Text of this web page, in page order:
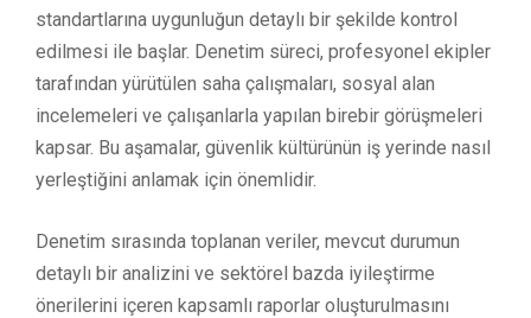
standartlarına uygunluğun detaylı bir şekilde kontrol
edilmesi ile başlar. Denetim süreci, profesyonel ekipler
tarafından yürütülen saha çalışmaları, sosyal alan
incelemeleri ve çalışanlarla yapılan birebir görüşmeleri
kapsar. Bu aşamalar, güvenlik kültürünün iş yerinde nasıl
yerleştiğini anlamak için önemlidir.
Denetim sırasında toplanan veriler, mevcut durumun
detaylı bir analizini ve sektörel bazda iyileştirme
önerilerini içeren kapsamlı raporlar oluşturulmasını